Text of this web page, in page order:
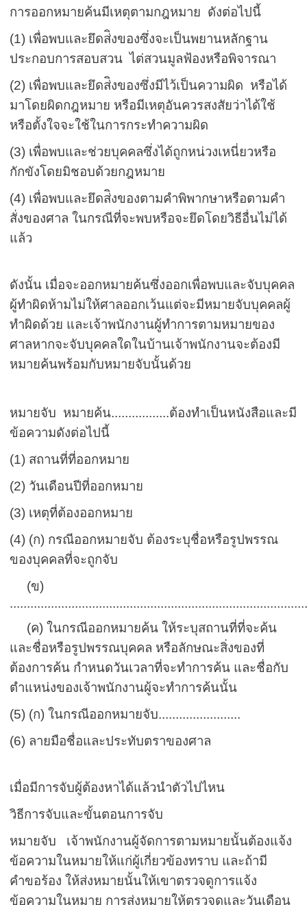
การออกหมายค้นมีเหตุตามกฎหมาย ดังต่อไปนี้
(1) เพื่อพบและยึดส่ิงของซึ่งจะเป็นพยานหลักฐาน
ประกอบการสอบสวน ไต่สวนมูลฟ้องหรือพิจารณา
(2) เพื่อพบและยึดส่ิงของซึ่งมีไว้เป็นความผิด หรือได้
มาโดยผิดกฎหมาย หรือมีเหตุอันควรสงสัยว่าได้ใช้
หรือตั้งใจจะใช้ในการกระทำความผิด
(3) เพื่อพบและช่วยบุคคลซึ่งได้ถูกหน่วงเหนี่ยวหรือ
กักขังโดยมิชอบด้วยกฎหมาย
(4) เพื่อพบและยึดส่ิงของตามคำพิพากษาหรือตามคำ
สั่งของศาล ในกรณีที่จะพบหรือจะยึดโดยวิธีอื่นไม่ได้
แล้ว
ดังนั้น เมื่อจะออกหมายค้นซึ่งออกเพื่อพบและจับบุคคล
ผู้ทำผิดห้ามไม่ให้ศาลออกเว้นแต่จะมีหมายจับบุคคลผู้
ทำผิดด้วย และเจ้าพนักงานผู้ทำการตามหมายของ
ศาลหากจะจับบุคคลใดในบ้านเจ้าพนักงานจะต้องมี
หมายค้นพร้อมกับหมายจับนั้นด้วย
หมายจับ หมายค้น.................ต้องทำเป็นหนังสือและมี
ข้อความดังต่อไปนี้
(1) สถานที่ที่ออกหมาย
(2) วันเดือนปีที่ออกหมาย
(3) เหตุที่ต้องออกหมาย
(4) (ก) กรณีออกหมายจับ ต้องระบุชื่อหรือรูปพรรณ
ของบุคคลที่จะถูกจับ
(ข)
(ค) ในกรณีออกหมายค้น ให้ระบุสถานที่ที่จะค้น
และชื่อหรือรูปพรรณบุคคล หรือลักษณะสิ่งของที่
ต้องการค้น กำหนดวันเวลาที่จะทำการค้น และชื่อกับ
ตำแหน่งของเจ้าพนักงานผู้จะทำการค้นนั้น
(5) (ก) ในกรณีออกหมายจับ........................
(6) ลายมือชื่อและประทับตราของศาล
เมื่อมีการจับผู้ต้องหาได้แล้วนำตัวไปไหน
วิธีการจับและขั้นตอนการจับ
หมายจับ เจ้าพนักงานผู้จัดการตามหมายนั้นต้องแจ้ง
ข้อความในหมายให้แก่ผู้เกี่ยวข้องทราบ และถ้ามี
คำขอร้อง ให้ส่งหมายนั้นให้เขาตรวจดูการแจ้ง
ข้อความในหมาย การส่งหมายให้ตรวจดูและวันเดือน